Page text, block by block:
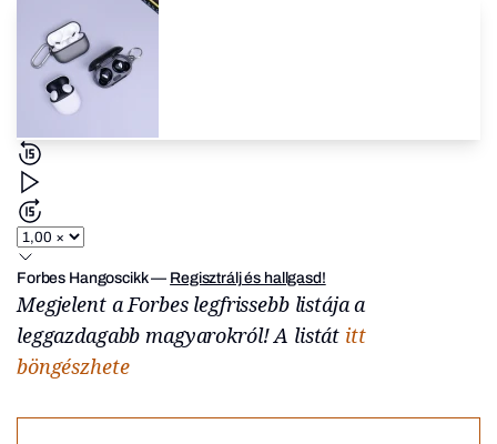
Forbes Hangoscikk— Regisztrálj és hallgasd!
Megjelent a Forbes legfrissebb listája a
leggazdagabb magyarokról! A listát itt
böngészhete